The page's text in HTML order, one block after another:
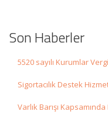
Son Haberler
5520 sayılı Kurumlar
Sigortacılık Destek
Varlık Barışı